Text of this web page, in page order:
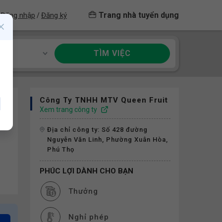
Đăng nhập / Đăng ký Trang nhà tuyển dụng
TÌM VIỆC
Công Ty TNHH MTV Queen Fruit
Xem trang công ty
Địa chỉ công ty: Số 428 đường
Nguyễn Văn Linh, Phường Xuân Hòa,
Phú Thọ
PHÚC LỢI DÀNH CHO BẠN
Thưởng
Nghỉ phép